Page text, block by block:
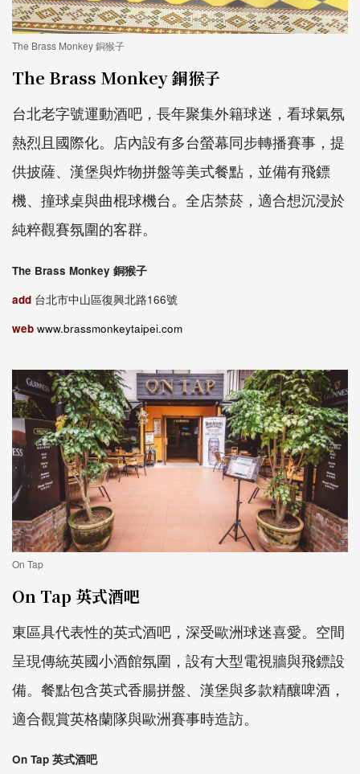
The Brass Monkey 銅猴子
The Brass Monkey 銅猴子
台北老字號運動酒吧，長年聚集外籍球迷，看球氣氛
熱烈且國際化。店內設有多台螢幕同步轉播賽事，提
供披薩、漢堡與炸物拼盤等美式餐點，並備有飛鏢
機、撞球桌與曲棍球機台。全店禁菸，適合想沉浸於
純粹觀賽氛圍的客群。
The Brass Monkey 銅猴子
add 台北市中山區復興北路166號
web www.brassmonkeytaipei.com
On Tap
On Tap 英式酒吧
東區具代表性的英式酒吧，深受歐洲球迷喜愛。空間
呈現傳統英國小酒館氛圍，設有大型電視牆與飛鏢設
備。餐點包含英式香腸拼盤、漢堡與多款精釀啤酒，
適合觀賞英格蘭隊與歐洲賽事時造訪。
On Tap 英式酒吧